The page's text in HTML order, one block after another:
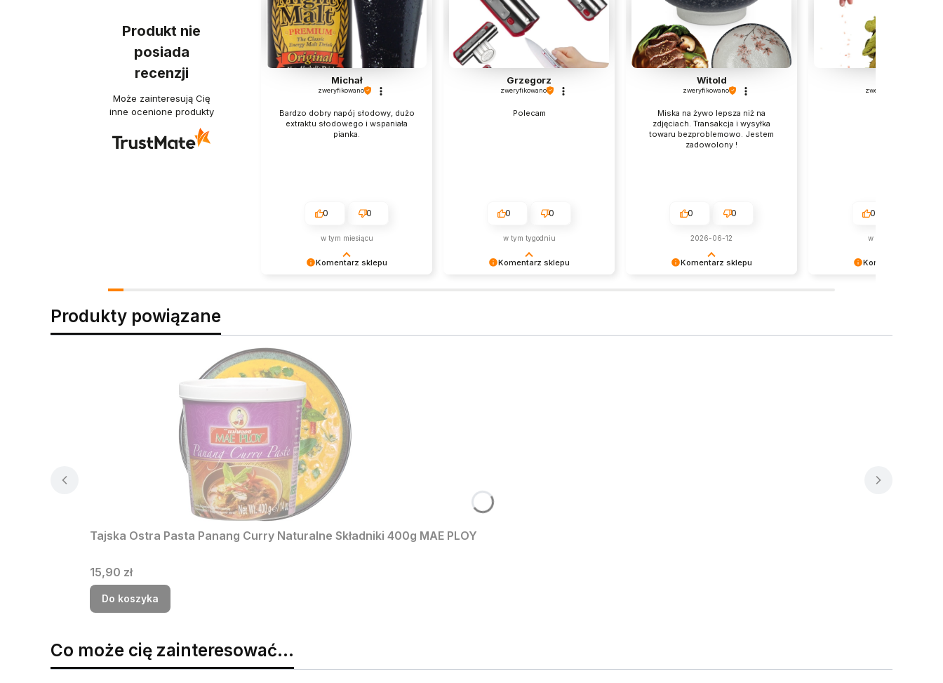
Produkt nie
posiada
recenzji
Może zainteresują Cię
inne ocenione produkty
Komentarz sklepu
Michał
zweryfikowano
Bardzo dobry napój słodowy, dużo
extraktu słodowego i wspaniała
pianka.
0 0
w tym miesiącu
Komentarz sklepu
Grzegorz
zweryfikowano
Polecam
0 0
w tym tygodniu
Komentarz sklepu
Witold
zweryfikowano
Miska na żywo lepsza niż na
zdjęciach. Transakcja i wysyłka
towaru bezproblemowo. Jestem
zadowolony !
0 0
2026-06-12
Komentarz sklepu
zweryfikowano
0
w tym tygodniu
Produkty powiązane
Tajska Ostra Pasta Panang Curry Naturalne Składniki 400g MAE PLOY
Cena
15,90 zł
Do koszyka
Co może cię zainteresować...